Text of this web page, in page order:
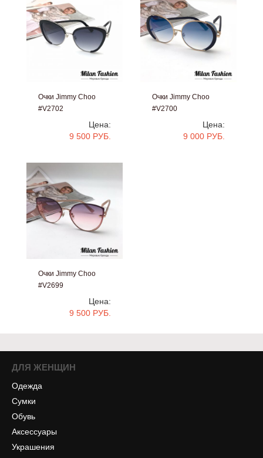
Очки Jimmy Choo
#V2702
Цена:
9 500 РУБ.
Очки Jimmy Choo
#V2700
Цена:
9 000 РУБ.
Очки Jimmy Choo
#V2699
Цена:
9 500 РУБ.
ДЛЯ ЖЕНЩИН
Одежда
Сумки
Обувь
Аксессуары
Украшения